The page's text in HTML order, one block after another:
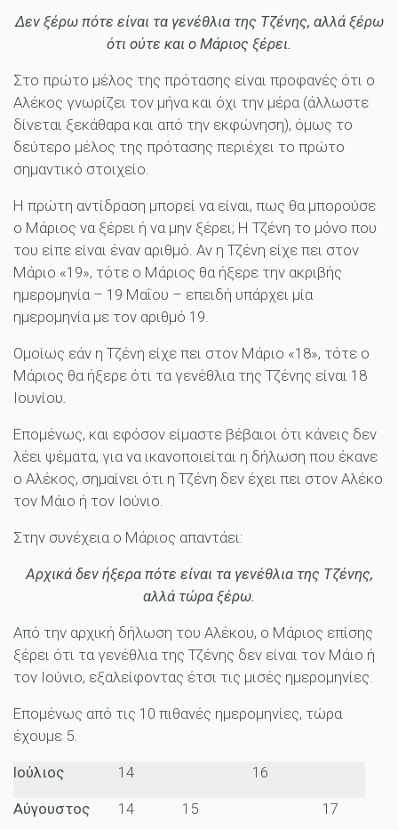
Δεν ξέρω πότε είναι τα γενέθλια της Τζένης, αλλά ξέρω
ότι ούτε και ο Μάριος ξέρει.
Στο πρώτο μέλος της πρότασης είναι προφανές ότι ο
Αλέκος γνωρίζει τον μήνα και όχι την μέρα (άλλωστε
δίνεται ξεκάθαρα και από την εκφώνηση), όμως το
δεύτερο μέλος της πρότασης περιέχει το πρώτο
σημαντικό στοιχείο.
Η πρώτη αντίδραση μπορεί να είναι, πως θα μπορούσε
ο Μάριος να ξέρει ή να μην ξέρει; Η Τζένη το μόνο που
του είπε είναι έναν αριθμό. Αν η Τζένη είχε πει στον
Μάριο «19», τότε ο Μάριος θα ήξερε την ακριβής
ημερομηνία – 19 Μαΐου – επειδή υπάρχει μία
ημερομηνία με τον αριθμό 19.
Ομοίως εάν η Τζένη είχε πει στον Μάριο «18», τότε ο
Μάριος θα ήξερε ότι τα γενέθλια της Τζένης είναι 18
Ιουνίου.
Επομένως, και εφόσον είμαστε βέβαιοι ότι κάνεις δεν
λέει ψέματα, για να ικανοποιείται η δήλωση που έκανε
ο Αλέκος, σημαίνει ότι η Τζένη δεν έχει πει στον Αλέκο
τον Μάιο ή τον Ιούνιο.
Στην συνέχεια ο Μάριος απαντάει:
Αρχικά δεν ήξερα πότε είναι τα γενέθλια της Τζένης,
αλλά τώρα ξέρω.
Από την αρχική δήλωση του Αλέκου, ο Μάριος επίσης
ξέρει ότι τα γενέθλια της Τζένης δεν είναι τον Μάιο ή
τον Ιούνιο, εξαλείφοντας έτσι τις μισές ημερομηνίες.
Επομένως από τις 10 πιθανές ημερομηνίες, τώρα
έχουμε 5.
Ιούλιος 14 16
Αύγουστος 14 15 17